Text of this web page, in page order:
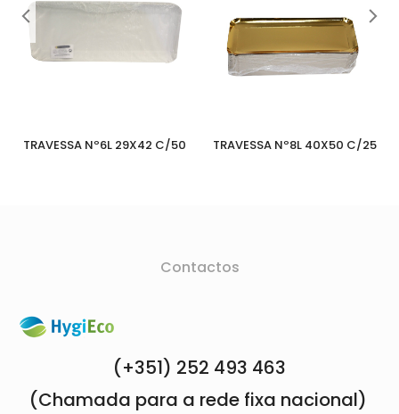
TRAVESSA Nº6L 29X42 C/50 TRAVESSA Nº8L 40X50 C/25
Contactos
(+351) 252 493 463
(Chamada para a rede fixa nacional)